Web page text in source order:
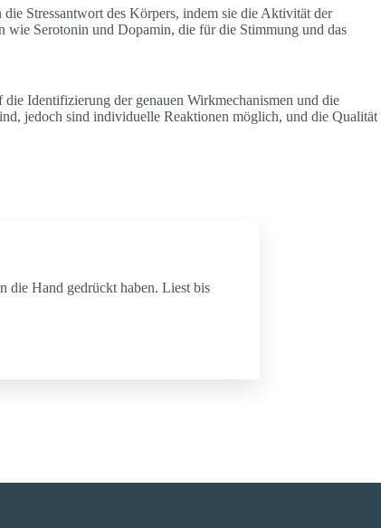
Stressantwort des Körpers, indem sie die Aktivität der
wie Serotonin und Dopamin, die für die Stimmung und das
Identifizierung der genauen Wirkmechanismen und die
jedoch sind individuelle Reaktionen möglich, und die Qualität
die Hand gedrückt haben. Liest bis